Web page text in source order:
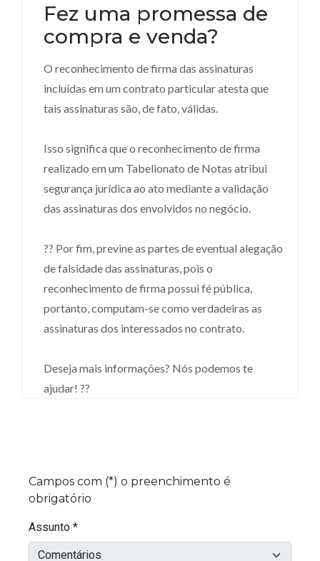
Fez uma promessa de
compra e venda?
O reconhecimento de firma das assinaturas
incluídas em um contrato particular atesta que
tais assinaturas são, de fato, válidas.
Isso significa que o reconhecimento de firma
realizado em um Tabelionato de Notas atribui
segurança jurídica ao ato mediante a validação
das assinaturas dos envolvidos no negócio.
?? Por fim, previne as partes de eventual alegação
de falsidade das assinaturas, pois o
reconhecimento de firma possui fé pública,
portanto, computam-se como verdadeiras as
assinaturas dos interessados no contrato.
Deseja mais informações? Nós podemos te
ajudar! ??